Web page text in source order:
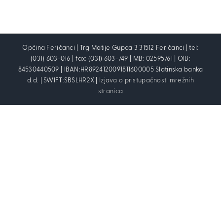
Općina Feričanci | Trg Matije Gupca 3 31512 Feričanci | tel:
(031) 603-016 | fax: (031) 603-749 | MB: 02595761 | OIB:
84530440509 | IBAN:HR8924120091811600005 Slatinska banka
d.d. | SWIFT:SBSLHR2X |
Izjava o pristupačnosti mrežnih
stranica